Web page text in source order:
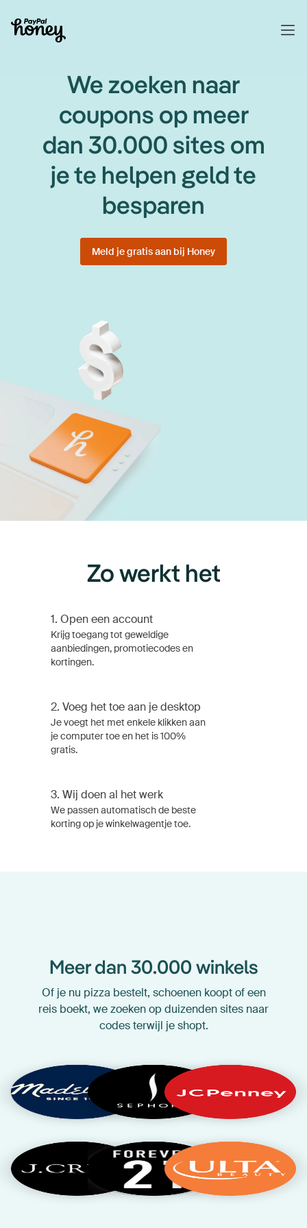
We zoeken naar
coupons op meer
dan 30.000 sites om
je te helpen geld te
besparen
Meld je gratis aan bij Honey
Zo werkt het
1. Open een account
Krijg toegang tot geweldige
aanbiedingen, promotiecodes en
kortingen.
2. Voeg het toe aan je desktop
Je voegt het met enkele klikken aan
je computer toe en het is 100%
gratis.
3. Wij doen al het werk
We passen automatisch de beste
korting op je winkelwagentje toe.
Meer dan 30.000 winkels
Of je nu pizza bestelt, schoenen koopt of een
reis boekt, we zoeken op duizenden sites naar
codes terwijl je shopt.